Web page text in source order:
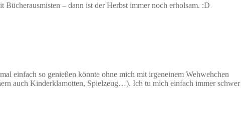
– dann ist der Herbst immer noch erholsam. :D
einfach so genießen könnte ohne mich mit irgeneinem Wehwehchen
auch Kinderklamotten, Spielzeug…). Ich tu mich einfach immer schwer